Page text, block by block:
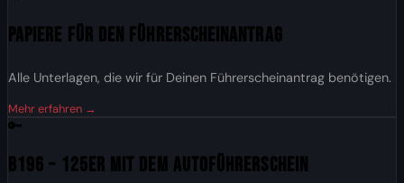
Papiere für den Führerscheinantrag
Alle Unterlagen, die wir für Deinen Führerscheinantrag benötigen.
Mehr erfahren →
🔑
B196 – 125er mit dem Autoführerschein